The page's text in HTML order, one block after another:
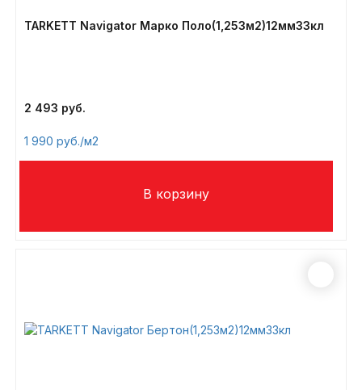
TARKETT Navigator Марко Поло(1,253м2)12мм33кл
2 493
1 990 /м2